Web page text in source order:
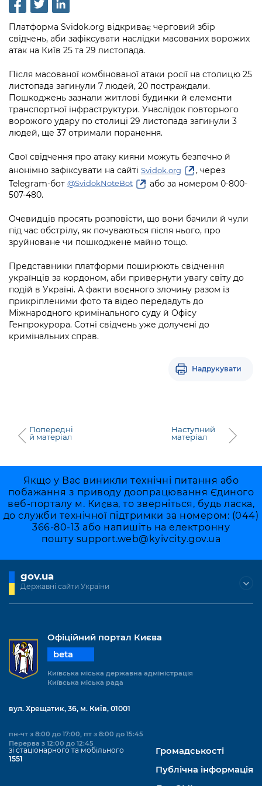
Рішення та розпорядження
Проєкти розпоряджень, що
перебувають на погодженні КМВА
Рішення Київради
Контактна інформація
Графік роботи та прийому громадян
Статистика
Звернення громадян
Регуляторна діяльність
Промисловість і наука Києва
Підприємства, установи, організації
Kyiv International Relations
Річні звіти
Гендерна політика
Освіта та навчальні заклади
Дороги, транспорт та парковки
Навколишнє середовище міста
Містобудування та земельні ділянки
Культура, спорт, дозвілля
Бізнес та ліцензування
Фінанси та бюджет
Безпека та правопорядок
Іноземцям / For foreigners
Портал Захисників та Захисниць
Безбар'єрність
Портал послуг
Громадська експертиза
Громадський бюджет
Громадська рада
Петиції
Відкритий бюджет
Контактний центр
Допомога учасникам АТО
осіб при Київській міській військовій
адміністрації
Уряд» – місцевий рівень»
Важливе під час воєнного стану
Інформація з обмеженим доступом
Подати запит онлайн
Проекти нормативно-правових та
інших актів
Нормативна база
Питання і відповіді про публічну
Порядок оскарження рішень, дій чи
бездіяльності розпорядників інформації
публічну інформацію
Інформація для споживачів
Про відкриті дані
Портал даних Києва
Публічні дашборди
Медіагалерея
Підписатися на новини та анонси від
КМДА / Subscribe to announcements
Порядок акредитації медіа /
Accreditation process
Подати журналістський запит /
Submitting a media request
Зйомки в лікарнях в умовах воєнного
стану / Rules for media coverage of
hospitals at work under martial law
Контакти для медіа / Contacts for mass
media
Портал Послуг
Платформа Svidok.org відкриває черговий збір
свідчень, аби зафіксувати наслідки масованих ворожих
атак на Київ 25 та 29 листопада.
Після масованої комбінованої атаки росії на столицю 25
листопада загинули 7 людей, 20 постраждали.
Пошкоджень зазнали житлові будинки й елементи
транспортної інфраструктури. Унаслідок повторного
ворожого удару по столиці 29 листопада загинули 3
людей, ще 37 отримали поранення.
Свої свідчення про атаку кияни можуть безпечно й
анонімно зафіксувати на сайті Svidok.org
, через
Telegram-бот @SvidokNoteBot
або за номером 0-800-
507-480.
Очевидців просять розповісти, що вони бачили й чули
під час обстрілу, як почуваються після нього, про
зруйноване чи пошкоджене майно тощо.
Представники платформи поширюють свідчення
українців за кордоном, аби привернути увагу світу до
подій в Україні. А факти воєнного злочину разом із
прикріпленими фото та відео передадуть до
Міжнародного кримінального суду й Офісу
Генпрокурора. Сотні свідчень уже долучені до
кримінальних справ.
Надрукувати
Попередні
й матеріал
Наступний
матеріал
Якщо у Вас виникли технічні питання або
побажання з приводу доопрацювання Єдиного
веб-порталу м. Києва, то зверніться, будь ласка,
до служби технічної підтримки за номером: (044)
366-80-13 або напишіть на електронну
пошту support.web@kyivcity.gov.ua
gov.ua
Державні сайти України
Офіційний портал Києва
beta
Київська міська державна адміністрація
Київська міська рада
вул. Хрещатик, 36, м. Київ, 01001
пн-чт з 8:00 до 17:00, пт з 8:00 до 15:45
Перерва з 12:00 до 12:45
зі стаціонарного та мобільного
1551
Громадськості
Публічна інформація